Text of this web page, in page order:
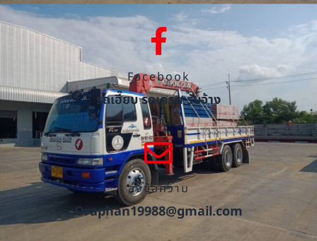
Facebook
รถเฮี๊ยบ รถเครน รับจ้าง
ส่งข้อความ
Oraphan19988@gmail.com